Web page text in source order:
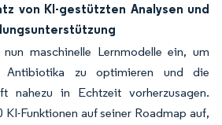
von KI-gestützten Analysen und
nun maschinelle Lernmodelle ein, um
Antibiotika zu optimieren und die
nahezu in Echtzeit vorherzusagen.
KI-Funktionen auf seiner Roadmap auf,